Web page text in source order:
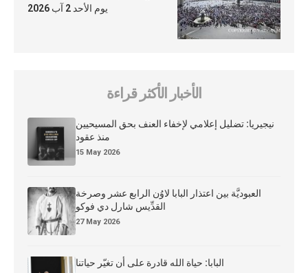
يوم الأحد 2 آب 2026
الأخبار الأكثر قراءة
نيجيريا: تضليل إعلامي لإخفاء العنف بحق المسيحيين
منذ عقود
15 May 2026
العبوديَّة بين اعتذار البابا لاوُن الرابع عشر وصرخة
القدِّيس شارل دي فوكو
27 May 2026
البابا: حياة الله قادرة على أن تغيّر حياتنا